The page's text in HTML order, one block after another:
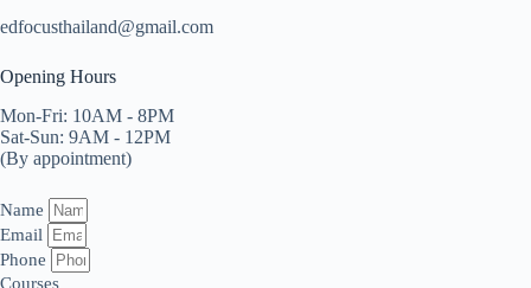
edfocusthailand@gmail.com
Opening Hours
Mon-Fri: 10AM - 8PM
Sat-Sun: 9AM - 12PM
(By appointment)
Name
Email
Phone
Courses